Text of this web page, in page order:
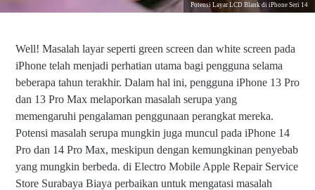
Potensi Layar LCD Blank di iPhone Seri 14
Well! Masalah layar seperti green screen dan white screen pada
iPhone telah menjadi perhatian utama bagi pengguna selama
beberapa tahun terakhir. Dalam hal ini, pengguna iPhone 13 Pro
dan 13 Pro Max melaporkan masalah serupa yang
memengaruhi pengalaman penggunaan perangkat mereka.
Potensi masalah serupa mungkin juga muncul pada iPhone 14
Pro dan 14 Pro Max, meskipun dengan kemungkinan penyebab
yang mungkin berbeda. di Electro Mobile Apple Repair Service
Store Surabaya Biaya perbaikan untuk mengatasi masalah